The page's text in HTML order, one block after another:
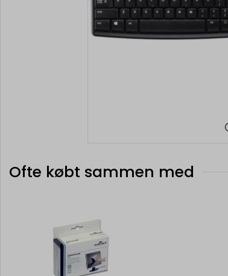
Ofte købt sammen med